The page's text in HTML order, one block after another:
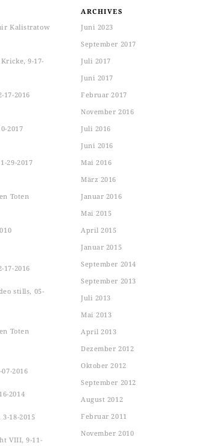
Kalistratow
9-17-
17-2016
2017
29-2017
Toten
17-2016
stills, 05-
Toten
2016
2014
18-2015
VIII, 9-11-
ARCHIVES
Juni 2023
September 2017
Juli 2017
Juni 2017
Februar 2017
November 2016
Juli 2016
Juni 2016
Mai 2016
März 2016
Januar 2016
Mai 2015
April 2015
Januar 2015
September 2014
September 2013
Juli 2013
Mai 2013
April 2013
Dezember 2012
Oktober 2012
September 2012
August 2012
Februar 2011
November 2010